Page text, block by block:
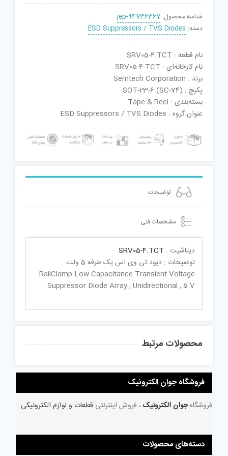
شناسه محصول: jep-94736367
دسته: ESD Suppressors / TVS Diodes
نام قطعه : SRV05-4.TCT
نام کارخانه‌ای : SRV05-4.TCT
برند : Semtech Corporation
پکیج : SOT-23-6 (SC-74)
بسته‌بندی : Tape & Reel
عنوان گروه : ESD Suppressors / TVS Diodes
توضیحات
مشخصات فنی
دیتاشیت : SRV05-4.TCT
توضیحات : دیود تی وی اس یک طرفه 5 ولت
RailClamp Low Capacitance Transient Voltage
Suppressor Diode Array ; Unidirectional , 5 V
محصولات مرتبط
فروشگاه جوان الکترونیک
فروشگاهجوان الکترونیک ، فروش اینترنتی قطعات و لوازم الکترونیکی
دسته‌های محصولات